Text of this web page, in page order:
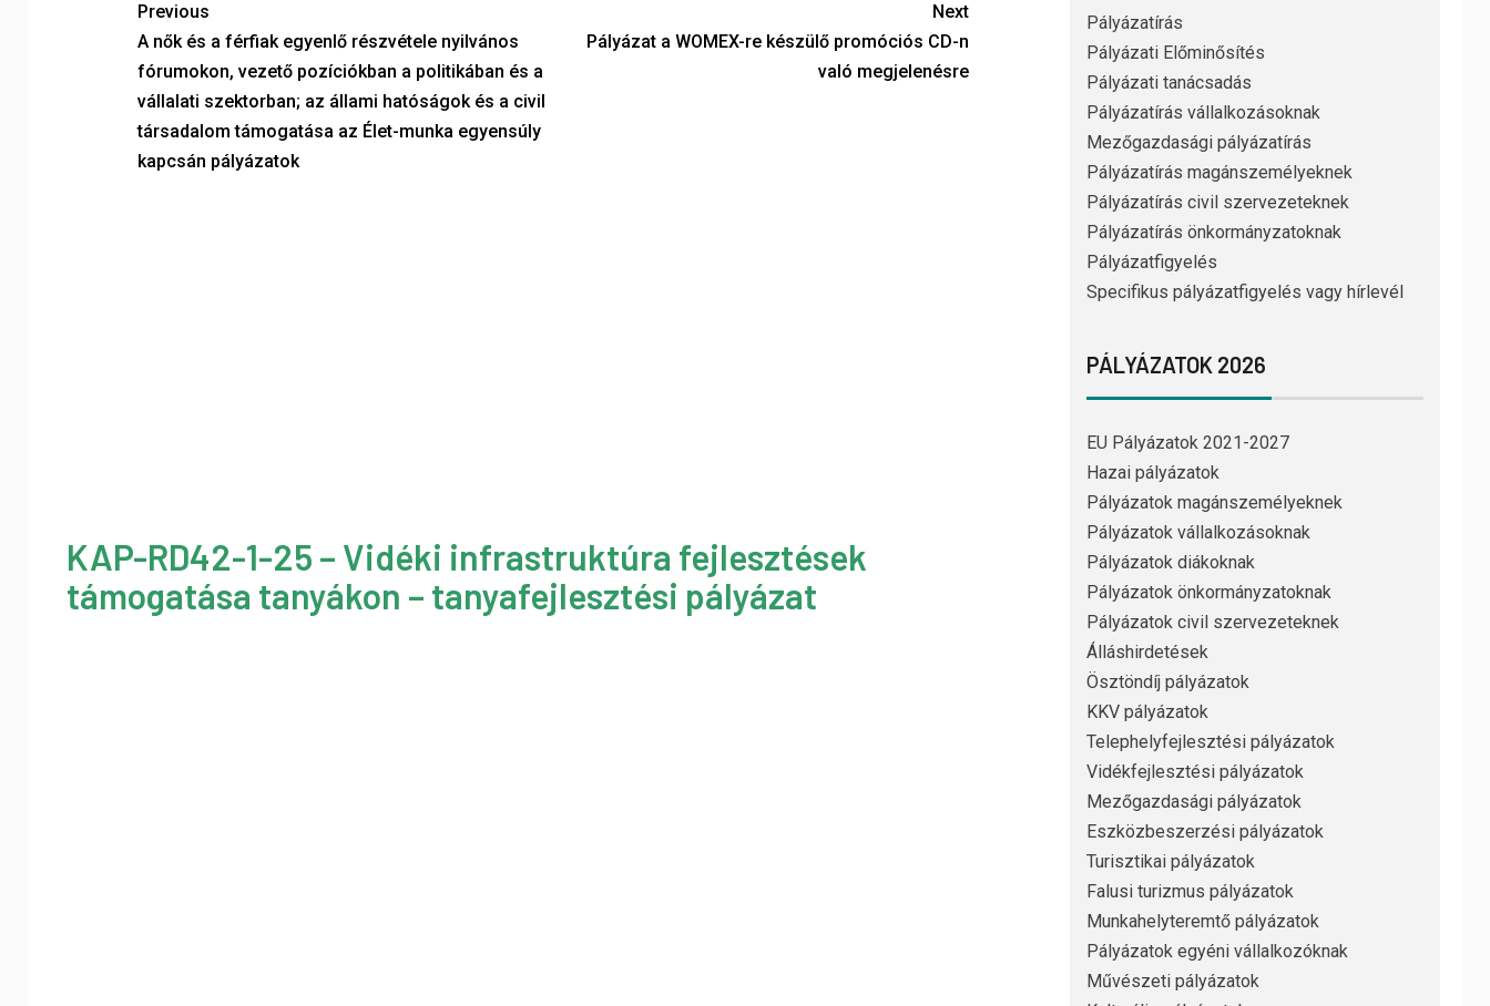
Previous
A nők és a férfiak egyenlő részvétele nyilvános
fórumokon, vezető pozíciókban a politikában és a
vállalati szektorban; az állami hatóságok és a civil
társadalom támogatása az Élet-munka egyensúly
kapcsán pályázatok
Next
Pályázat a WOMEX-re készülő promóciós CD-n
való megjelenésre
KAP-RD42-1-25 – Vidéki infrastruktúra fejlesztések
támogatása tanyákon – tanyafejlesztési pályázat
Pályázatírás
Pályázati Előminősítés
Pályázati tanácsadás
Pályázatírás vállalkozásoknak
Mezőgazdasági pályázatírás
Pályázatírás magánszemélyeknek
Pályázatírás civil szervezeteknek
Pályázatírás önkormányzatoknak
Pályázatfigyelés
Specifikus pályázatfigyelés vagy hírlevél
PÁLYÁZATOK 2026
EU Pályázatok 2021-2027
Hazai pályázatok
Pályázatok magánszemélyeknek
Pályázatok vállalkozásoknak
Pályázatok diákoknak
Pályázatok önkormányzatoknak
Pályázatok civil szervezeteknek
Álláshirdetések
Ösztöndíj pályázatok
KKV pályázatok
Telephelyfejlesztési pályázatok
Vidékfejlesztési pályázatok
Mezőgazdasági pályázatok
Eszközbeszerzési pályázatok
Turisztikai pályázatok
Falusi turizmus pályázatok
Munkahelyteremtő pályázatok
Pályázatok egyéni vállalkozóknak
Művészeti pályázatok